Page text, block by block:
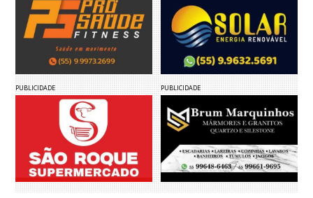
PUBLICIDADE PUBLICIDADE